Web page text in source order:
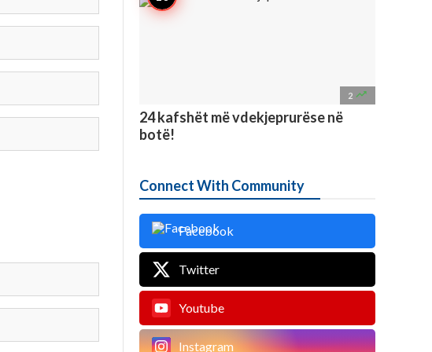
2 
24 kafshët më vdekjeprurëse në
botë!
Connect With Community
Facebook
Twitter
Youtube
Instagram